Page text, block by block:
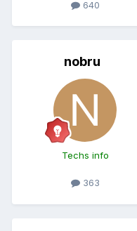
640
nobru
Techs info
363